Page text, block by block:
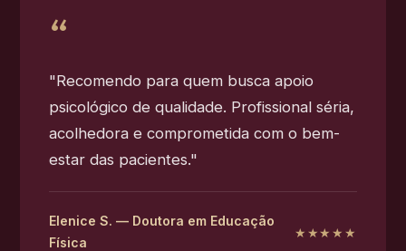
"Recomendo para quem busca apoio
psicológico de qualidade. Profissional séria,
acolhedora e comprometida com o bem-
estar das pacientes."
Elenice S. — Doutora em Educação
Física
★★★★★